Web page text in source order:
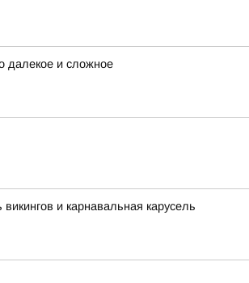
далекое и сложное
и карнавальная карусель